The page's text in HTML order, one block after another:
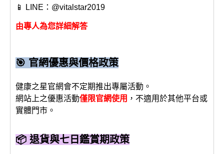
📱 LINE：@vitalstar2019
由專人為您詳細解答
🎯 官網優惠與價格政策
健康之星官網會不定期推出專屬活動。
網站上之優惠活動僅限官網使用 ，不適用於其他平台或
實體門市。
📦 退貨與七日鑑賞期政策